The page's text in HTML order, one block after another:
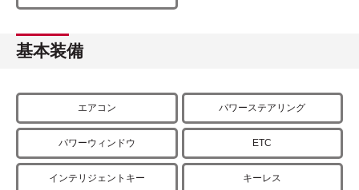
基本装備
エアコン パワーステアリング
パワーウィンドウ ETC
インテリジェントキー キーレス